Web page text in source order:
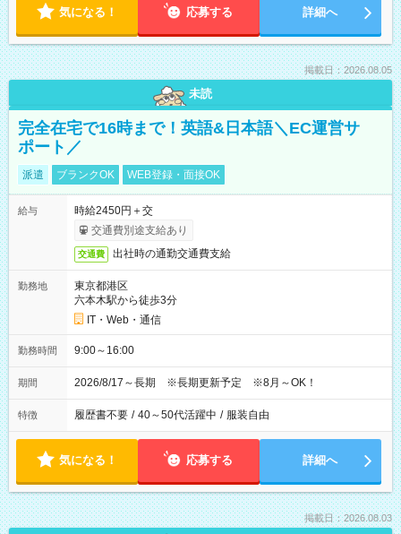
気になる！ 応募する 詳細へ
掲載日：2026.08.05
未読
完全在宅で16時まで！英語&日本語＼EC運営サ
ポート／
派遣 ブランクOK WEB登録・面接OK
給与
時給2450円＋交
交通費別途支給あり
交通費 出社時の通勤交通費支給
勤務地
東京都港区
六本木駅から徒歩3分
IT・Web・通信
勤務時間 9:00～16:00
期間 2026/8/17～長期 ※長期更新予定 ※8月～OK！
特徴 履歴書不要 / 40～50代活躍中 / 服装自由
気になる！ 応募する 詳細へ
掲載日：2026.08.03